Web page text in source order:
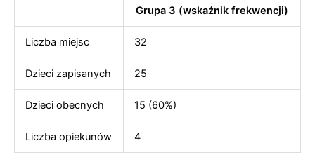
Grupa 3 (wskaźnik frekwencji)
Liczba miejsc 32
Dzieci zapisanych 25
Dzieci obecnych 15 (60%)
Liczba opiekunów 4